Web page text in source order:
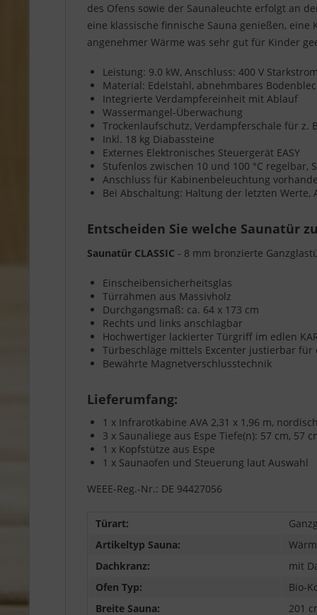
des Ofens sowie der Saunaleuchte erfolgt an
eine klassische finnische Sauna genießen,
angenehmer Wärme was sehr gut für Kinder
Leistung: 9.0 kW, Anschluss: 400 V
Material: Edelstahl, abnehmbares
Integrierte Verdampfereinheit mit Ablauf
Wassermangel-Überwachung
Trockenlaufschutz, Verdampferschale für z.
Inkl. 18 kg Diabassteine
Externes Elektronisches Steuergerät EASY
Stufenlos zwischen 10 und 100 °C
Anschluss für Kabinenbeleuchtung
Bei Abschaltung: Haltung der letzten
Entscheiden Sie welche Saunatür
Saunatür CLASSIC - 8 mm bronzierte
Einscheibensicherheitsglas
Türrahmen aus Massivholz
Durchgangsmaß: ca. 64 x 173 cm
Rechts und links anschlagbar
Hochwertiger lackierter Türgriff im edlen
Türbeschläge mittels Excenter justierbar
Bewährte Magnetverschlusstechnik
Lieferumfang:
1 x Infrarotkabine AVA 2,31 x 1,96 m,
3 x Saunaliege aus Espe Tiefe(n): 57 cm, 57
1 x Kopfstütze aus Espe
1 x Saunaofen und Steuerung laut Auswahl
WEEE-Reg.-Nr.: DE 94427056
Türart:
Artikeltyp Sauna:
Dachkranz:
mit
Ofen Typ:
Bio-
Breite Sauna:
201